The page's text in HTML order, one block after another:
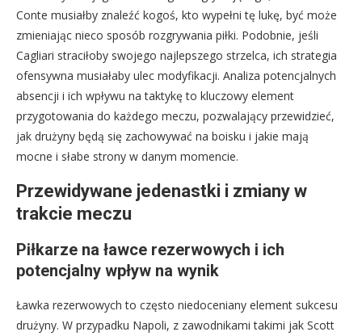
Conte musiałby znaleźć kogoś, kto wypełni tę lukę, być może
zmieniając nieco sposób rozgrywania piłki. Podobnie, jeśli
Cagliari straciłoby swojego najlepszego strzelca, ich strategia
ofensywna musiałaby ulec modyfikacji. Analiza potencjalnych
absencji i ich wpływu na taktykę to kluczowy element
przygotowania do każdego meczu, pozwalający przewidzieć,
jak drużyny będą się zachowywać na boisku i jakie mają
mocne i słabe strony w danym momencie.
Przewidywane jedenastki i zmiany w
trakcie meczu
Piłkarze na ławce rezerwowych i ich
potencjalny wpływ na wynik
Ławka rezerwowych to często niedoceniany element sukcesu
drużyny. W przypadku Napoli, z zawodnikami takimi jak Scott